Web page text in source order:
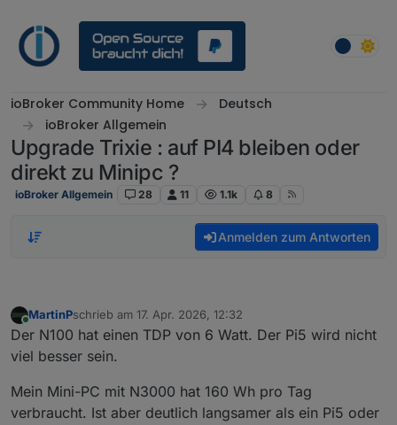
ioBroker Community Home
Deutsch
ioBroker Allgemein
Upgrade Trixie : auf PI4 bleiben oder
direkt zu Minipc ?
ioBroker Allgemein 28 11 1.1k 8
Anmelden zum Antworten
Online
MartinPschrieb am 17. Apr. 2026, 12:32
zuletzt editiert von
Der N100 hat einen TDP von 6 Watt. Der Pi5 wird nicht
viel besser sein.
Mein Mini-PC mit N3000 hat 160 Wh pro Tag
verbraucht. Ist aber deutlich langsamer als ein Pi5 oder